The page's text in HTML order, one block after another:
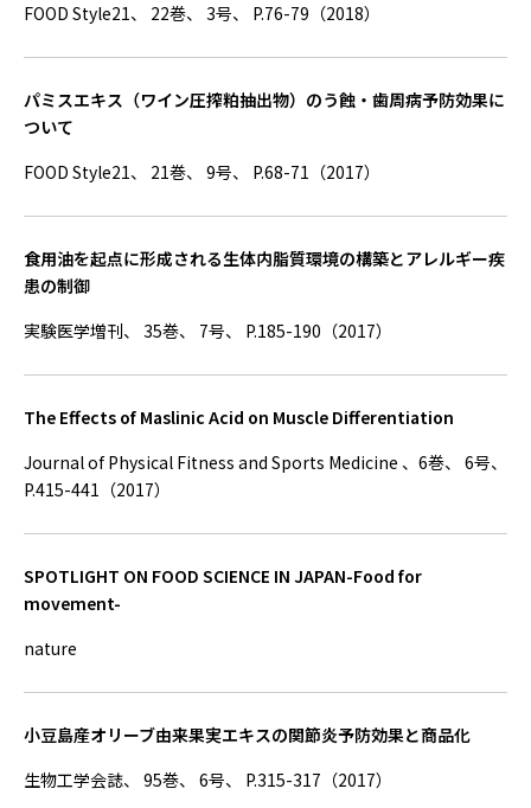
FOOD Style21、 22巻、 3号、 P.76-79（2018）
パミスエキス（ワイン圧搾粕抽出物）のう蝕・歯周病予防効果に
ついて
FOOD Style21、 21巻、 9号、 P.68-71（2017）
食用油を起点に形成される生体内脂質環境の構築とアレルギー疾
患の制御
実験医学増刊、 35巻、 7号、 P.185-190（2017）
The Effects of Maslinic Acid on Muscle Differentiation
Journal of Physical Fitness and Sports Medicine 、6巻、 6号、
P.415-441（2017）
SPOTLIGHT ON FOOD SCIENCE IN JAPAN-Food for
movement-
nature
小豆島産オリーブ由来果実エキスの関節炎予防効果と商品化
生物工学会誌、 95巻、 6号、 P.315-317（2017）